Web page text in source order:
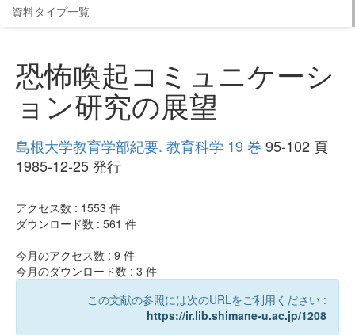
資料タイプ一覧
恐怖喚起コミュニケーシ
ョン研究の展望
島根大学教育学部紀要. 教育科学 19 巻 95-102 頁
1985-12-25 発行
アクセス数 : 1553 件
ダウンロード数 : 561 件
今月のアクセス数 : 9 件
今月のダウンロード数 : 3 件
この文献の参照には次のURLをご利用ください :
https://ir.lib.shimane-u.ac.jp/1208